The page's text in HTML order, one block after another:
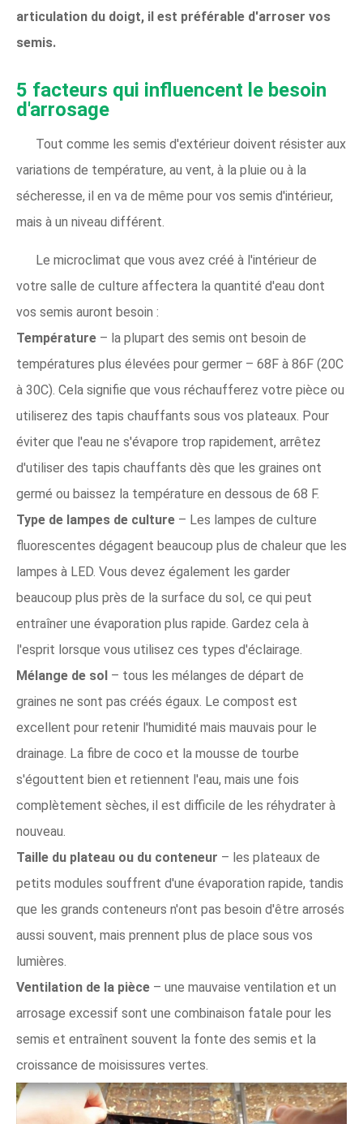
articulation du doigt, il est préférable d'arroser vos
semis.
5 facteurs qui influencent le besoin
d'arrosage
Tout comme les semis d'extérieur doivent résister aux
variations de température, au vent, à la pluie ou à la
sécheresse, il en va de même pour vos semis d'intérieur,
mais à un niveau différent.
Le microclimat que vous avez créé à l'intérieur de
votre salle de culture affectera la quantité d'eau dont
vos semis auront besoin :
Température – la plupart des semis ont besoin de
températures plus élevées pour germer – 68F à 86F (20C
à 30C). Cela signifie que vous réchaufferez votre pièce ou
utiliserez des tapis chauffants sous vos plateaux. Pour
éviter que l'eau ne s'évapore trop rapidement, arrêtez
d'utiliser des tapis chauffants dès que les graines ont
germé ou baissez la température en dessous de 68 F.
Type de lampes de culture – Les lampes de culture
fluorescentes dégagent beaucoup plus de chaleur que les
lampes à LED. Vous devez également les garder
beaucoup plus près de la surface du sol, ce qui peut
entraîner une évaporation plus rapide. Gardez cela à
l'esprit lorsque vous utilisez ces types d'éclairage.
Mélange de sol – tous les mélanges de départ de
graines ne sont pas créés égaux. Le compost est
excellent pour retenir l'humidité mais mauvais pour le
drainage. La fibre de coco et la mousse de tourbe
s'égouttent bien et retiennent l'eau, mais une fois
complètement sèches, il est difficile de les réhydrater à
nouveau.
Taille du plateau ou du conteneur – les plateaux de
petits modules souffrent d'une évaporation rapide, tandis
que les grands conteneurs n'ont pas besoin d'être arrosés
aussi souvent, mais prennent plus de place sous vos
lumières.
Ventilation de la pièce – une mauvaise ventilation et un
arrosage excessif sont une combinaison fatale pour les
semis et entraînent souvent la fonte des semis et la
croissance de moisissures vertes.